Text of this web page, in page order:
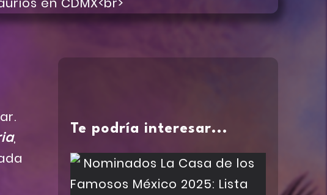
,
Te podría interesar...